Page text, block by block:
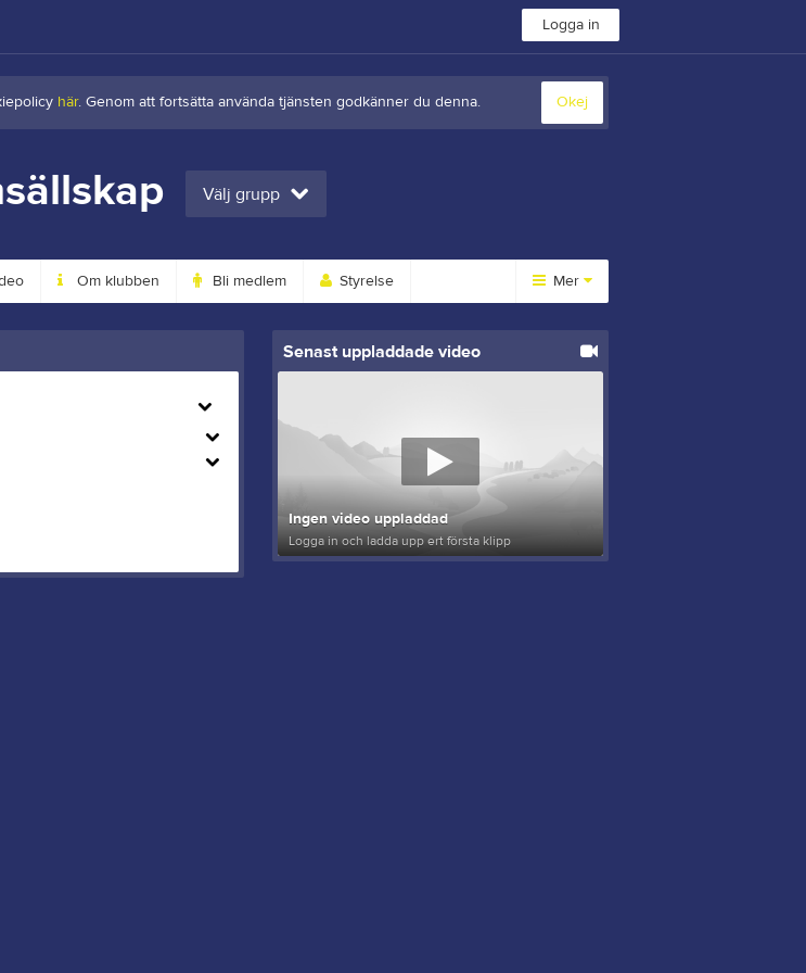
Logga in
här. Genom att fortsätta använda tjänsten godkänner du denna. Okej
Välj grupp
Om klubben Bli medlem Styrelse Mer
Senast uppladdade video
Ingen video uppladdad
Logga in och ladda upp ert första klipp